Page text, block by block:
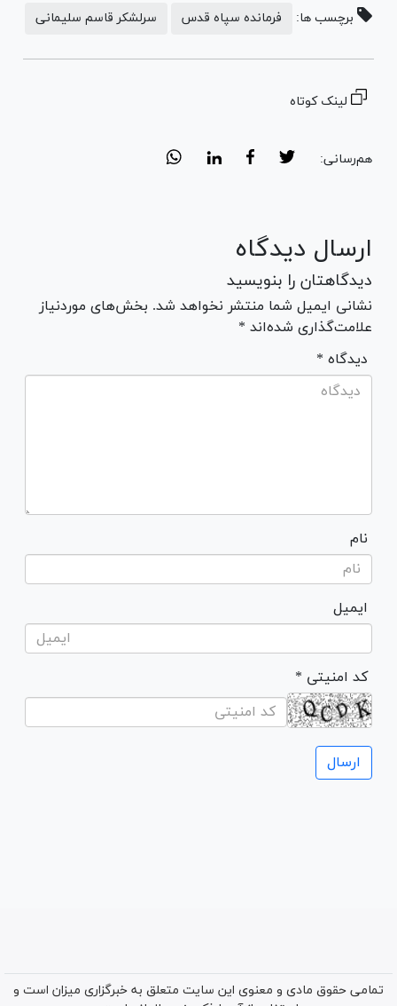
برچسب ها: فرمانده سپاه قدس سرلشکر قاسم سلیمانی
لینک کوتاه
هم‌رسانی:
ارسال دیدگاه
دیدگاهتان را بنویسید
نشانی ایمیل شما منتشر نخواهد شد. بخش‌های موردنیاز
علامت‌گذاری شده‌اند *
* دیدگاه
نام
ایمیل
* کد امنیتی
تمامی حقوق مادی و معنوی این سایت متعلق به خبرگزاری میزان است و